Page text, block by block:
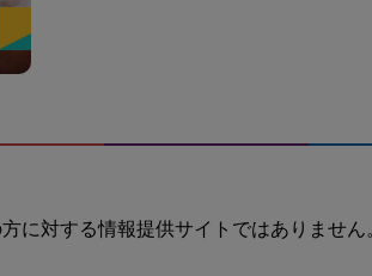
に対する情報提供サイトではありません